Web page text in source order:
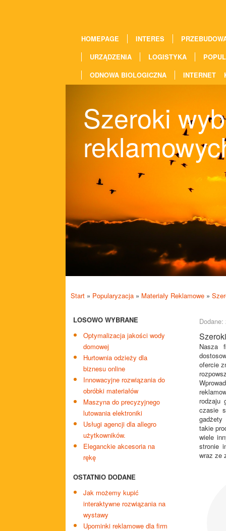
HOMEPAGE INTERES
URZĄDZENIA
LOGISTYKA
ODNOWA BIOLOGICZNA
INTERNET
Szeroki
Start » Popularyzacja » Materiały Reklamowe »
LOSOWO WYBRANE
Optymalizacja jakości wody
domowej
Hurtownia odzieży dla
biznesu online
Innowacyjne rozwiązania do
obróbki materiałów
Maszyna do precyzyjnego
lutowania elektroniki
Usługi agencji dla allegro
użytkowników.
Eleganckie akcesoria na
rękę
OSTATNIO DODANE
Jak możemy kupić
interaktywne rozwiązania na
wystawy
Upominki reklamowe dla firm
Dodane:
Nasza
ofercie
rodzaju
czasie
gadżety
takie
wiele
stronie
wraz ze